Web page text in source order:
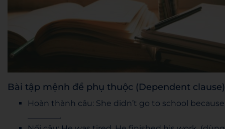
Bài tập mệnh đề phụ thuộc (Dependent clause)
Hoàn thành câu: She didn’t go to school because
________.